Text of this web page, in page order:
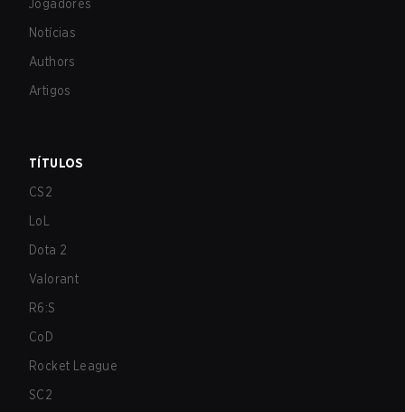
Jogadores
Notícias
Authors
Artigos
TÍTULOS
CS2
LoL
Dota 2
Valorant
R6:S
CoD
Rocket League
SC2